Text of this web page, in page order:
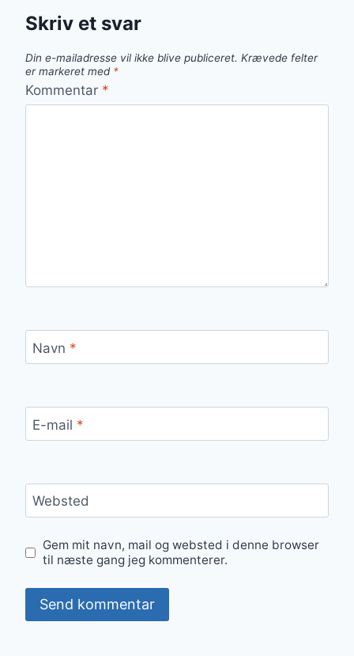
Skriv et svar
Din e-mailadresse vil ikke blive publiceret. Krævede felter
er markeret med *
Kommentar *
Navn *
E-mail *
Websted
Gem mit navn, mail og websted i denne browser
til næste gang jeg kommenterer.